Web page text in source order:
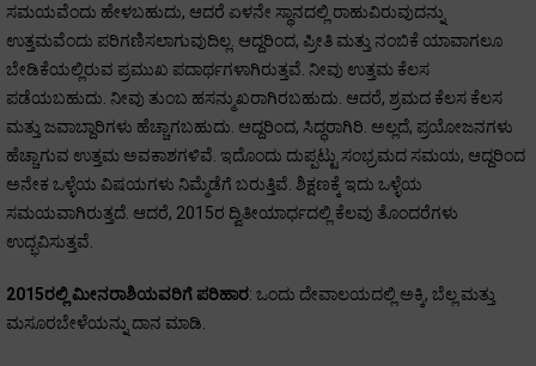
ಸಮಯವೆಂದು ಹೇಳಬಹುದು, ಆದರೆ ಏಳನೇ ಸ್ಥಾನದಲ್ಲಿ ರಾಹುವಿರುವುದನ್ನು
ಉತ್ತಮವೆಂದು ಪರಿಗಣಿಸಲಾಗುವುದಿಲ್ಲ. ಆದ್ದರಿಂದ, ಪ್ರೀತಿ ಮತ್ತು ನಂಬಿಕೆ ಯಾವಾಗಲೂ
ಬೇಡಿಕೆಯಲ್ಲಿರುವ ಪ್ರಮುಖ ಪದಾರ್ಥಗಳಾಗಿರುತ್ತವೆ. ನೀವು ಉತ್ತಮ ಕೆಲಸ
ಪಡೆಯಬಹುದು. ನೀವು ತುಂಬ ಹಸನ್ಮುಖರಾಗಿರಬಹುದು. ಆದರೆ, ಶ್ರಮದ ಕೆಲಸ ಕೆಲಸ
ಮತ್ತು ಜವಾಬ್ದಾರಿಗಳು ಹೆಚ್ಚಾಗಬಹುದು. ಆದ್ದರಿಂದ, ಸಿದ್ಧರಾಗಿರಿ. ಅಲ್ಲದೆ, ಪ್ರಯೋಜನಗಳು
ಹೆಚ್ಚಾಗುವ ಉತ್ತಮ ಅವಕಾಶಗಳಿವೆ. ಇದೊಂದು ದುಪ್ಪಟ್ಟು ಸಂಭ್ರಮದ ಸಮಯ, ಆದ್ದರಿಂದ
ಅನೇಕ ಒಳ್ಳೆಯ ವಿಷಯಗಳು ನಿಮ್ಮೆಡೆಗೆ ಬರುತ್ತಿವೆ. ಶಿಕ್ಷಣಕ್ಕೆ ಇದು ಒಳ್ಳೆಯ
ಸಮಯವಾಗಿರುತ್ತದೆ. ಆದರೆ, 2015ರ ದ್ವಿತೀಯಾರ್ಧದಲ್ಲಿ ಕೆಲವು ತೊಂದರೆಗಳು
ಉದ್ಭವಿಸುತ್ತವೆ.
2015ರಲ್ಲಿ ಮೀನರಾಶಿಯವರಿಗೆ ಪರಿಹಾರ: ಒಂದು ದೇವಾಲಯದಲ್ಲಿ ಅಕ್ಕಿ, ಬೆಲ್ಲ ಮತ್ತು
ಮಸೂರಬೇಳೆಯನ್ನು ದಾನ ಮಾಡಿ.